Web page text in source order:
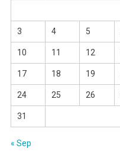
3 4 5
10 11 12
17 18 19
24 25 26
31
« Sep